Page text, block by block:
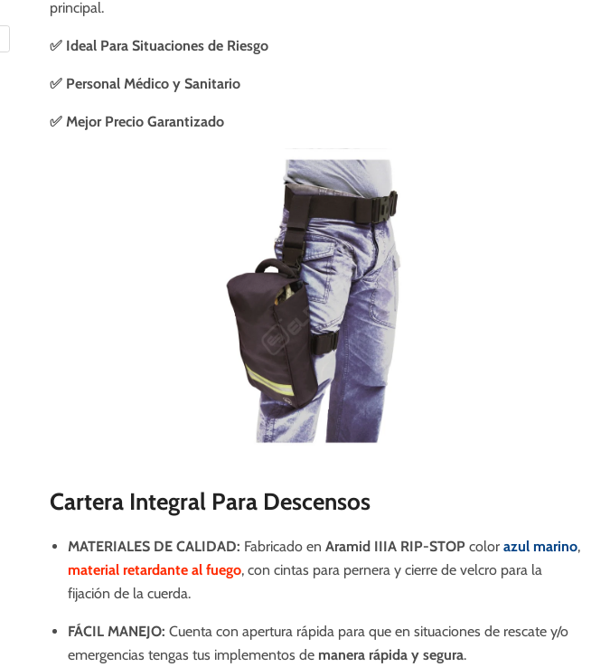
principal.
✅Ideal Para Situaciones de Riesgo
✅ Personal Médico y Sanitario
✅ Mejor Precio Garantizado
Cartera Integral Para Descensos
MATERIALES DE CALIDAD: Fabricado en Aramid IIIA RIP-STOP color azul marino,
material retardante al fuego, con cintas para pernera y cierre de velcro para la
fijación de la cuerda.
FÁCIL MANEJO: Cuenta con apertura rápida para que en situaciones de rescate y/o
emergencias tengas tus implementos de manera rápida y segura.